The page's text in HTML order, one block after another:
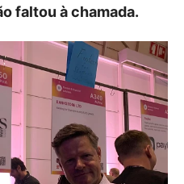
faltou à chamada.